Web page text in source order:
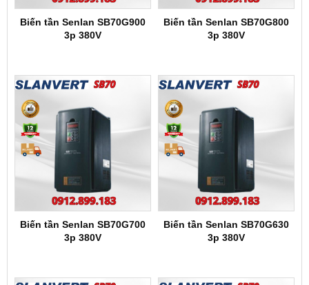
Biến tần Senlan SB70G900
3p 380V
Biến tần Senlan SB70G800
3p 380V
Biến tần Senlan SB70G700
3p 380V
Biến tần Senlan SB70G630
3p 380V